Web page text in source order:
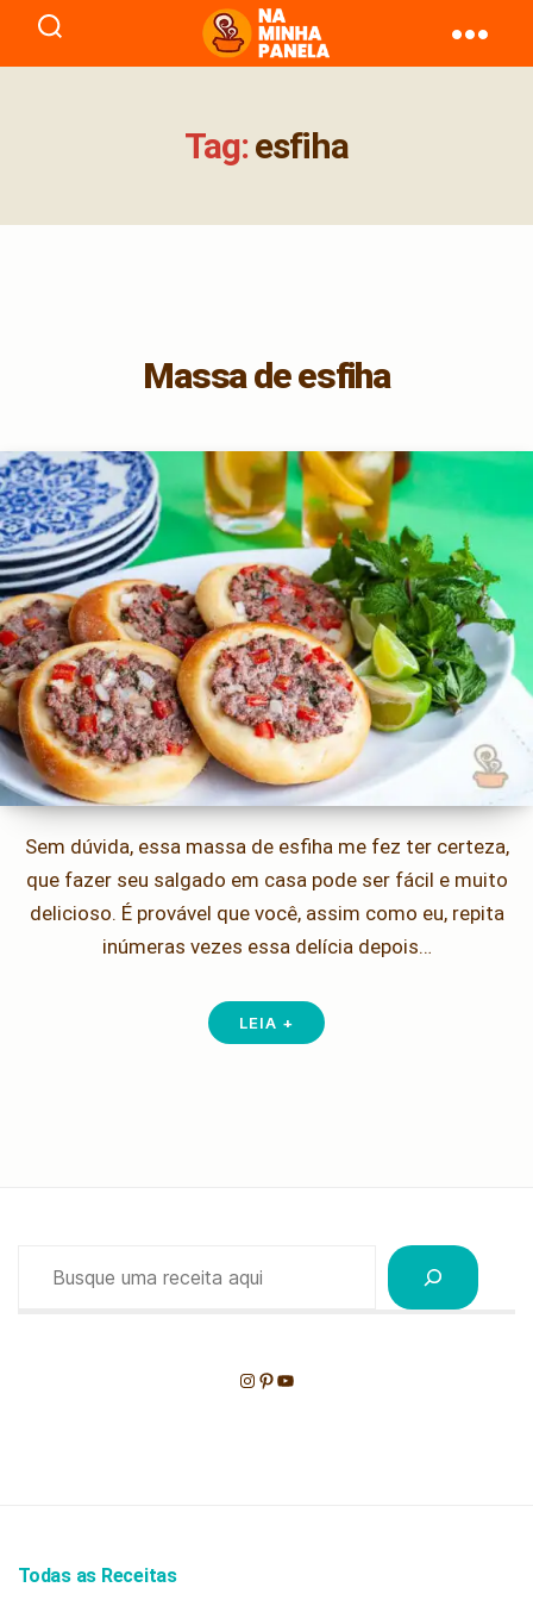
naminhapanela.com
Tag: esfiha
Massa de esfiha
Sem dúvida, essa massa de esfiha me fez ter certeza,
que fazer seu salgado em casa pode ser fácil e muito
delicioso. É provável que você, assim como eu, repita
inúmeras vezes essa delícia depois…
LEIA +
Instagram
Pinterest
Youtube
Todas as Receitas